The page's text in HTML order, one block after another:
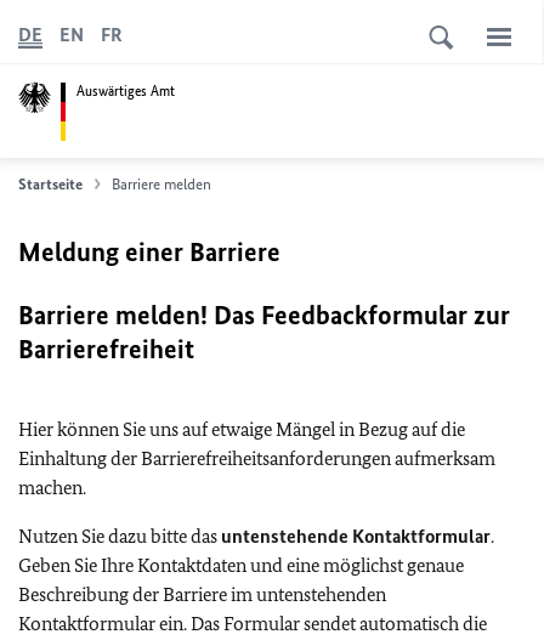
Auswärtiges Amt
DE EN FR
Startseite Barriere melden
Meldung einer Barriere
Barriere melden! Das Feedbackformular zur
Barrierefreiheit
Hier können Sie uns auf etwaige Mängel in Bezug auf die
Einhaltung der Barrierefreiheitsanforderungen aufmerksam
machen.
Nutzen Sie dazu bitte das untenstehende Kontaktformular.
Geben Sie Ihre Kontaktdaten und eine möglichst genaue
Beschreibung der Barriere im untenstehenden
Kontaktformular ein. Das Formular sendet automatisch die